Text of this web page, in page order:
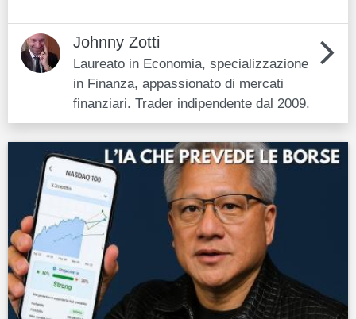
Johnny Zotti
Laureato in Economia, specializzazione
in Finanza, appassionato di mercati
finanziari. Trader indipendente dal 2009.